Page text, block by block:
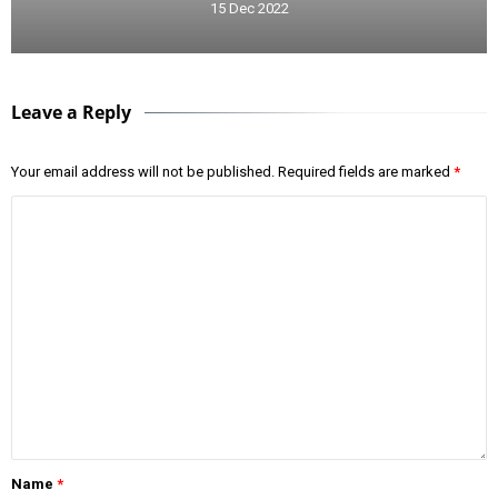
15 Dec 2022
Leave a Reply
Your email address will not be published. Required fields are marked *
Name *